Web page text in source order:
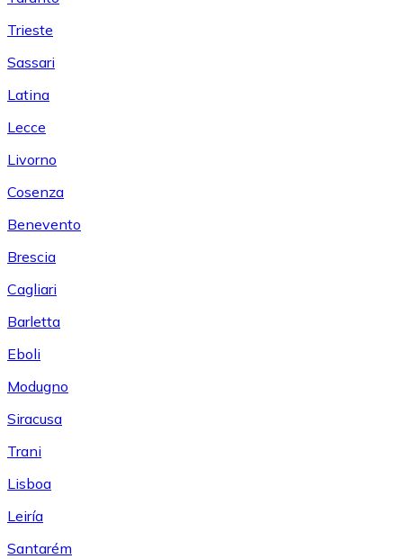
Trieste
Sassari
Latina
Lecce
Livorno
Cosenza
Benevento
Brescia
Cagliari
Barletta
Eboli
Modugno
Siracusa
Trani
Lisboa
Leiría
Santarém